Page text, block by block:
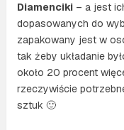
Diamenciki– a jest
dopasowanych do
zapakowany jest w
tak żeby układanie
około 20 procent
rzeczywiście
sztuk 🙂